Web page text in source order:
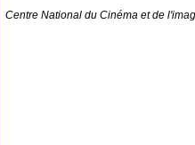
Centre National du Cinéma et de